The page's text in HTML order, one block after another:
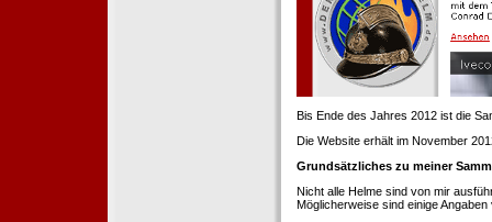
Bis Ende des Jahres 2012 ist die
Die Website erhält im November
Grundsätzliches zu meiner
Nicht alle Helme sind von mir
Möglicherweise sind einige